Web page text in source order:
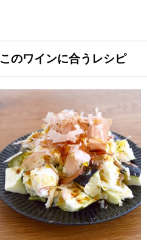
このワインに合うレシピ